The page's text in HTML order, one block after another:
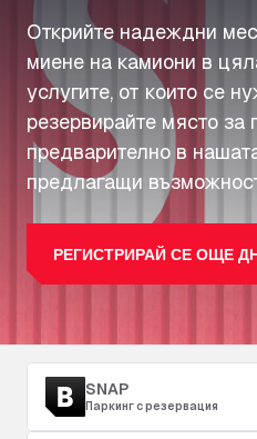
Открийте надеждни
миене на камиони в
услугите, от които се
резервирайте място за
предварително в
предлагащи
РЕГИСТРИРАЙ СЕ ОЩЕ
SNAP
Паркинг с резервация